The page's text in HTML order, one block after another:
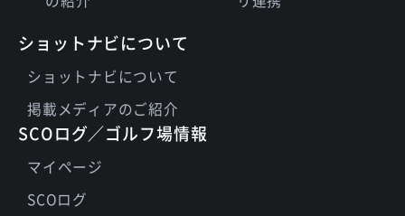
ショットナビについて
ショットナビについて
掲載メディアのご紹介
SCOログ／ゴルフ場情報
マイページ
SCOログ